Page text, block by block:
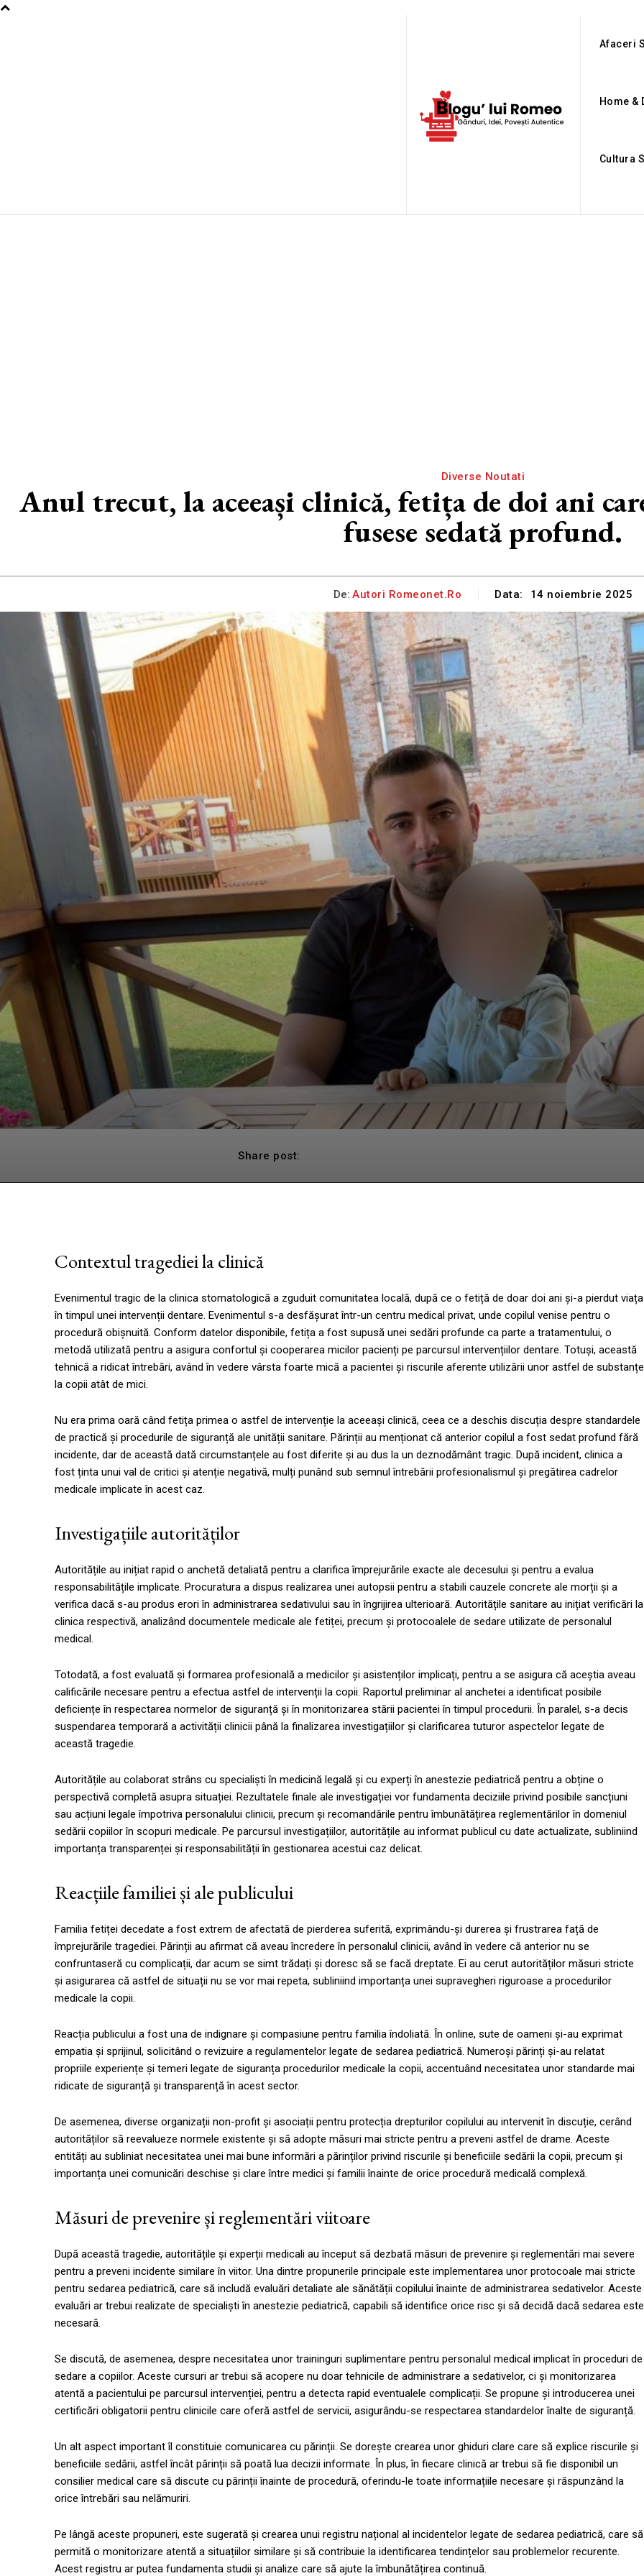
Afaceri
Home &
Cultura
Diverse Noutati
Anul trecut, la aceeași clinică, fetița de doi ani
fusese sedată profund.
De: Autori Romeonet.ro Data: 14 noiembrie 2025
Share post:
Contextul tragediei la clinică
Evenimentul tragic de la clinica stomatologică a zguduit comunitatea locală, după ce o fetiță de doar doi ani și-a pierdut viața
în timpul unei intervenții dentare. Evenimentul s-a desfășurat într-un centru medical privat, unde copilul venise pentru o
procedură obișnuită. Conform datelor disponibile, fetița a fost supusă unei sedări profunde ca parte a tratamentului, o
metodă utilizată pentru a asigura confortul și cooperarea micilor pacienți pe parcursul intervențiilor dentare. Totuși, această
tehnică a ridicat întrebări, având în vedere vârsta foarte mică a pacientei și riscurile aferente utilizării unor astfel de substanțe
la copii atât de mici.
Nu era prima oară când fetița primea o astfel de intervenție la aceeași clinică, ceea ce a deschis discuția despre standardele
de practică și procedurile de siguranță ale unității sanitare. Părinții au menționat că anterior copilul a fost sedat profund fără
incidente, dar de această dată circumstanțele au fost diferite și au dus la un deznodământ tragic. După incident, clinica a
fost ținta unui val de critici și atenție negativă, mulți punând sub semnul întrebării profesionalismul și pregătirea cadrelor
medicale implicate în acest caz.
Investigațiile autorităților
Autoritățile au inițiat rapid o anchetă detaliată pentru a clarifica împrejurările exacte ale decesului și pentru a evalua
responsabilitățile implicate. Procuratura a dispus realizarea unei autopsii pentru a stabili cauzele concrete ale morții și a
verifica dacă s-au produs erori în administrarea sedativului sau în îngrijirea ulterioară. Autoritățile sanitare au inițiat verificări la
clinica respectivă, analizând documentele medicale ale fetiței, precum și protocoalele de sedare utilizate de personalul
medical.
Totodată, a fost evaluată și formarea profesională a medicilor și asistenților implicați, pentru a se asigura că aceștia aveau
calificările necesare pentru a efectua astfel de intervenții la copii. Raportul preliminar al anchetei a identificat posibile
deficiențe în respectarea normelor de siguranță și în monitorizarea stării pacientei în timpul procedurii. În paralel, s-a decis
suspendarea temporară a activității clinicii până la finalizarea investigațiilor și clarificarea tuturor aspectelor legate de
această tragedie.
Autoritățile au colaborat strâns cu specialiști în medicină legală și cu experți în anestezie pediatrică pentru a obține o
perspectivă completă asupra situației. Rezultatele finale ale investigației vor fundamenta deciziile privind posibile sancțiuni
sau acțiuni legale împotriva personalului clinicii, precum și recomandările pentru îmbunătățirea reglementărilor în domeniul
sedării copiilor în scopuri medicale. Pe parcursul investigațiilor, autoritățile au informat publicul cu date actualizate, subliniind
importanța transparenței și responsabilității în gestionarea acestui caz delicat.
Reacțiile familiei și ale publicului
Familia fetiței decedate a fost extrem de afectată de pierderea suferită, exprimându-și durerea și frustrarea față de
împrejurările tragediei. Părinții au afirmat că aveau încredere în personalul clinicii, având în vedere că anterior nu se
confruntaseră cu complicații, dar acum se simt trădați și doresc să se facă dreptate. Ei au cerut autorităților măsuri stricte
și asigurarea că astfel de situații nu se vor mai repeta, subliniind importanța unei supravegheri riguroase a procedurilor
medicale la copii.
Reacția publicului a fost una de indignare și compasiune pentru familia îndoliată. În online, sute de oameni și-au exprimat
empatia și sprijinul, solicitând o revizuire a regulamentelor legate de sedarea pediatrică. Numeroși părinți și-au relatat
propriile experiențe și temeri legate de siguranța procedurilor medicale la copii, accentuând necesitatea unor standarde mai
ridicate de siguranță și transparență în acest sector.
De asemenea, diverse organizații non-profit și asociații pentru protecția drepturilor copilului au intervenit în discuție, cerând
autorităților să reevalueze normele existente și să adopte măsuri mai stricte pentru a preveni astfel de drame. Aceste
entități au subliniat necesitatea unei mai bune informări a părinților privind riscurile și beneficiile sedării la copii, precum și
importanța unei comunicări deschise și clare între medici și familii înainte de orice procedură medicală complexă.
Măsuri de prevenire și reglementări viitoare
După această tragedie, autoritățile și experții medicali au început să dezbată măsuri de prevenire și reglementări mai severe
pentru a preveni incidente similare în viitor. Una dintre propunerile principale este implementarea unor protocoale mai stricte
pentru sedarea pediatrică, care să includă evaluări detaliate ale sănătății copilului înainte de administrarea sedativelor. Aceste
evaluări ar trebui realizate de specialiști în anestezie pediatrică, capabili să identifice orice risc și să decidă dacă sedarea este
necesară.
Se discută, de asemenea, despre necesitatea unor traininguri suplimentare pentru personalul medical implicat în proceduri de
sedare a copiilor. Aceste cursuri ar trebui să acopere nu doar tehnicile de administrare a sedativelor, ci și monitorizarea
atentă a pacientului pe parcursul intervenției, pentru a detecta rapid eventualele complicații. Se propune și introducerea unei
certificări obligatorii pentru clinicile care oferă astfel de servicii, asigurându-se respectarea standardelor înalte de siguranță.
Un alt aspect important îl constituie comunicarea cu părinții. Se dorește crearea unor ghiduri clare care să explice riscurile și
beneficiile sedării, astfel încât părinții să poată lua decizii informate. În plus, în fiecare clinică ar trebui să fie disponibil un
consilier medical care să discute cu părinții înainte de procedură, oferindu-le toate informațiile necesare și răspunzând la
orice întrebări sau nelămuriri.
Pe lângă aceste propuneri, este sugerată și crearea unui registru național al incidentelor legate de sedarea pediatrică, care să
permită o monitorizare atentă a situațiilor similare și să contribuie la identificarea tendințelor sau problemelor recurente.
Acest registru ar putea fundamenta studii și analize care să ajute la îmbunătățirea continuă.